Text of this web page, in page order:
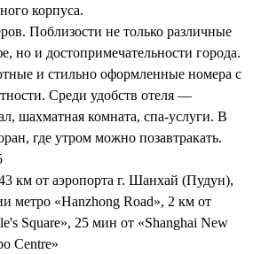
корпуса.
Поблизости не только различные
но и достопримечательности города.
и стильно оформленные номера с
Среди удобств отеля —
шахматная комната, спа-услуги. В
где утром можно позавтракать.
км от аэропорта г. Шанхай (Пудун),
метро «Hanzhong Road», 2 км от
Square», 25 мин от «Shanghai New
Centre»